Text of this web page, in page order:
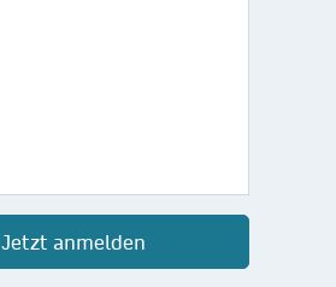
Jetzt anmelden